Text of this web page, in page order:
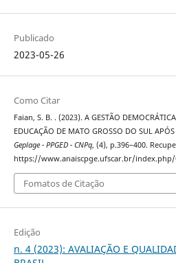
Publicado
2023-05-26
Como Citar
Faian, S. B. . (2023). A GESTÃO
EDUCAÇÃO DE MATO GROSSO DO SUL
Geplage - PPGED - CNPq, (4), p.396–400.
https://www.anaiscpge.ufscar.br/index.php/
Fomatos de Citação
Edição
n. 4 (2023): AVALIAÇÃO E